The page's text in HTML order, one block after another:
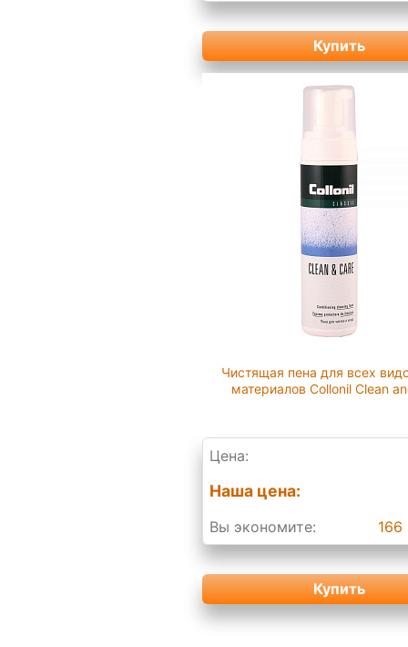
Купить
Чистящая пена для всех
материалов Collonil Clean
Цена:
Наша цена:
Вы экономите: 166
Купить